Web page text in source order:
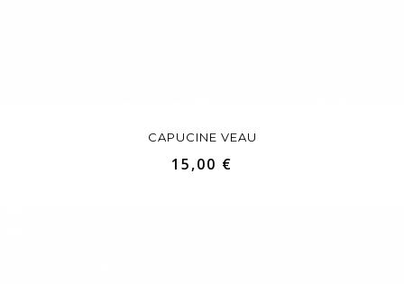
CAPUCINE VEAU
15,00 €